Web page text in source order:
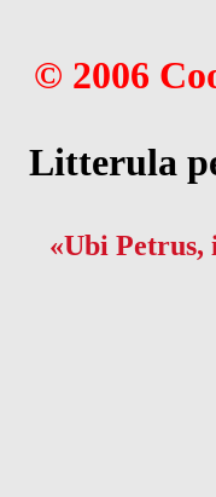
© 2006
Litterula
«Ubi Petrus,